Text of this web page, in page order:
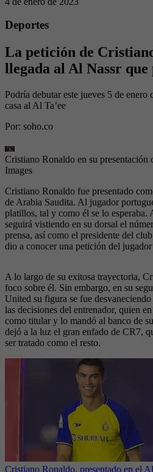
Deportes
La petición de
llegada al Al Nassr que
Podría debutar este jueves 5 de enero
casa al Al Ta’ee
Por: soho.co
Cristiano Ronaldo en su presentación
Images
Cristiano Ronaldo fue presentado
de Arabia Saudita. Al jugador
platillos, tal y como él se lo esperaba.
seguirá vistiendo en su dorsal el
prensa, así como el presidente del
dio a conocer una petición del
A lo largo de su exitosa trayectoria,
foco sobre él. Sin embargo, en su
United su figura se fue
las decisiones del entrenador, quien
como titular y lo mandó al banco de
dejó a la luz el gran enfado de CR7,
ser tratado como el resto.
Cristiano Ronaldo, presentado en el